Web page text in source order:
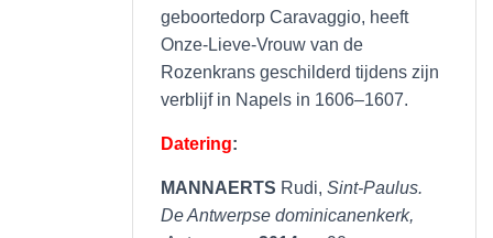
geboortedorp Caravaggio, heeft
Onze-Lieve-Vrouw van de
Rozenkrans geschilderd tijdens zijn
verblijf in Napels in 1606–1607.
Datering:
MANNAERTS Rudi, Sint-Paulus.
De Antwerpse dominicanenkerk,